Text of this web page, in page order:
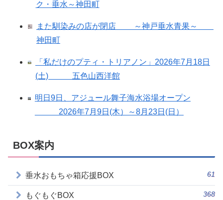
ク・垂水～神田町
また馴染みの店が閉店 ～神戸垂水青果～
神田町
「私だけのプティ・トリアノン」2026年7月18日
(土) 五色山西洋館
明日9日、アジュール舞子海水浴場オープン
2026年7月9日(木）～8月23日(日）
BOX案内
垂水おもちゃ箱応援BOX 61
もぐもぐBOX 368